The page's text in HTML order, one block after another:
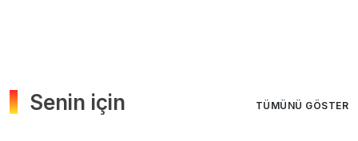
Senin için TÜMÜNÜ GÖSTER